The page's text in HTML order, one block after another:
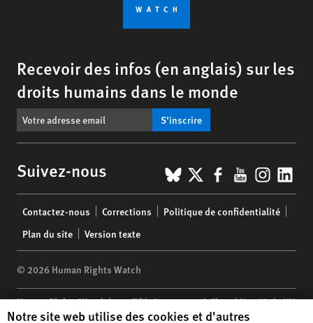
Recevoir des infos (en anglais) sur les
droits humains dans le monde
S’inscrire
Suivez-nous BlueSky
X Facebook
YouTube
menu
Contactez-nous Corrections
Politique de confidentialité
Plan du site
Version texte
© 2026 Human Rights Watch
Human Rights Watch| 350 Fifth Avenue, 34th Floor | New York,NY
10118-3299USA |t1.212.290.4700
Human Rights Watch cookie preferences
Notre site web utilise des cookies et d'autres